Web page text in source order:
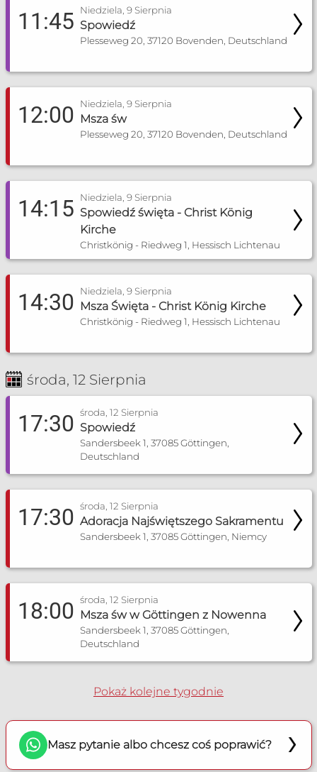
11:45 Niedziela, 9 Sierpnia
Spowiedź
Plesseweg 20, 37120 Bovenden, Deutschland
12:00 Niedziela, 9 Sierpnia
Msza św
Plesseweg 20, 37120 Bovenden, Deutschland
14:15 Niedziela, 9 Sierpnia
Spowiedź święta - Christ König
Kirche
Christkönig - Riedweg 1, Hessisch Lichtenau
14:30 Niedziela, 9 Sierpnia
Msza Święta - Christ König Kirche
Christkönig - Riedweg 1, Hessisch Lichtenau
środa, 12 Sierpnia
17:30 środa, 12 Sierpnia
Spowiedź
Sandersbeek 1, 37085 Göttingen,
Deutschland
17:30 środa, 12 Sierpnia
Adoracja Najświętszego Sakramentu
Sandersbeek 1, 37085 Göttingen, Niemcy
18:00 środa, 12 Sierpnia
Msza św w Göttingen z Nowenna
Sandersbeek 1, 37085 Göttingen,
Deutschland
Pokaż kolejne tygodnie
Masz pytanie albo chcesz coś poprawić?